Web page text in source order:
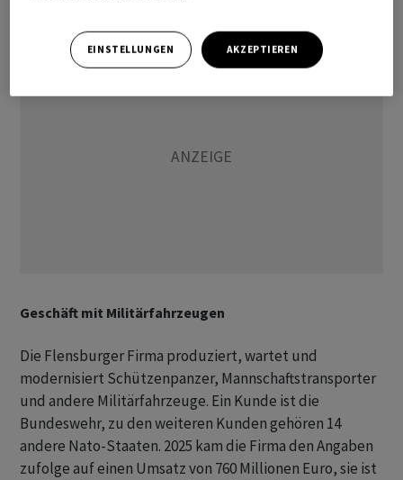
Geschäft mit Militärfahrzeugen
Die Flensburger Firma produziert, wartet und
modernisiert Schützenpanzer, Mannschaftstransporter
und andere Militärfahrzeuge. Ein Kunde ist die
Bundeswehr, zu den weiteren Kunden gehören 14
andere Nato-Staaten. 2025 kam die Firma den Angaben
zufolge auf einen Umsatz von 760 Millionen Euro, sie ist
EINSTELLUNGEN AKZEPTIEREN